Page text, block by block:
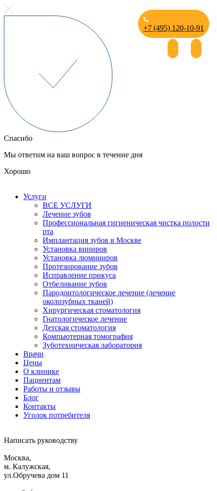
Спасибо
Мы ответим на ваш вопрос в течение дня
Хорошо
Услуги
ВСЕ УСЛУГИ
Лечение зубов
Профессиональная гигиеническая чистка полости
рта
Имплантация зубов в Москве
Установка виниров
Установка люминиров
Протезирование зубов
Исправление прикуса
Отбеливание зубов
Пародонтологическое лечение (лечение
околозубных тканей)
Хирургическая стоматология
Гнатологическое лечение
Детская стоматология
Компьютерная томография
Зуботехническая лаборатория
Врачи
Цены
О клинике
Пациентам
Работы и отзывы
Блог
Контакты
Уголок потребителя
Написать руководству
Москва,
м. Калужская,
ул.Обручева дом 11
+7 (495) 120-10-91